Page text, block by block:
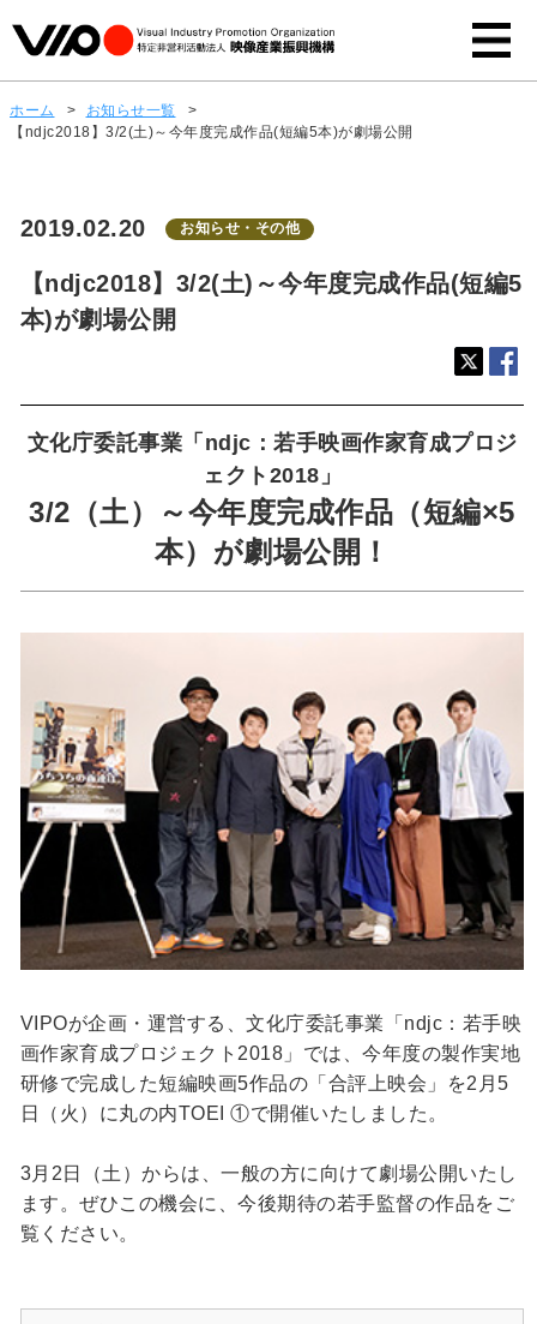
ホーム > お知らせ一覧
>
【ndjc2018】3/2(土)～今年度完成作品(短編5本)が劇場公開
2019.02.20 お知らせ・その他
【ndjc2018】3/2(土)～今年度完成作品(短編5
本)が劇場公開
文化庁委託事業「ndjc：若手映画作家育成プロジ
ェクト2018」
3/2（土）～今年度完成作品（短編×5
本）が劇場公開！
VIPOが企画・運営する、文化庁委託事業「ndjc：若手映
画作家育成プロジェクト2018」では、今年度の製作実地
研修で完成した短編映画5作品の「合評上映会」を2月5
日（火）に丸の内TOEI ①で開催いたしました。
3月2日（土）からは、一般の方に向けて劇場公開いたし
ます。ぜひこの機会に、今後期待の若手監督の作品をご
覧ください。